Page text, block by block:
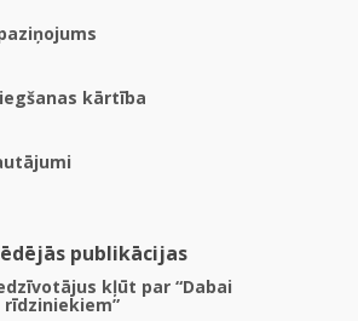
kārtība
publikācijas
kļūt par “Dabai